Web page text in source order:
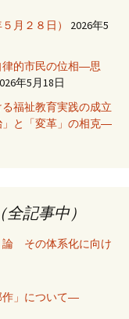
月２８日）
2026年5
的市民の位相―思
年5月18日
福祉教育実践の成立
と「変革」の相克―
記事中）
その体系化に向け
作」について―